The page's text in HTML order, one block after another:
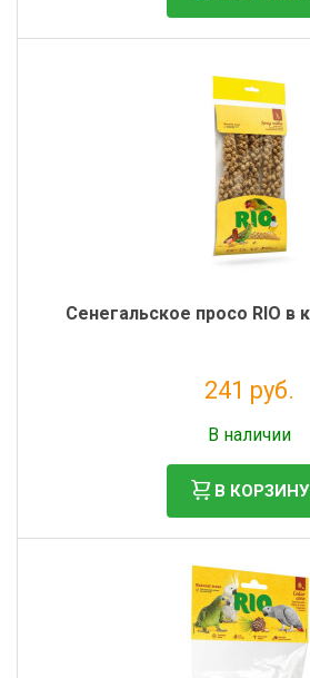
Сенегальское просо RIO в
241 руб.
В наличии
В КОРЗИНУ